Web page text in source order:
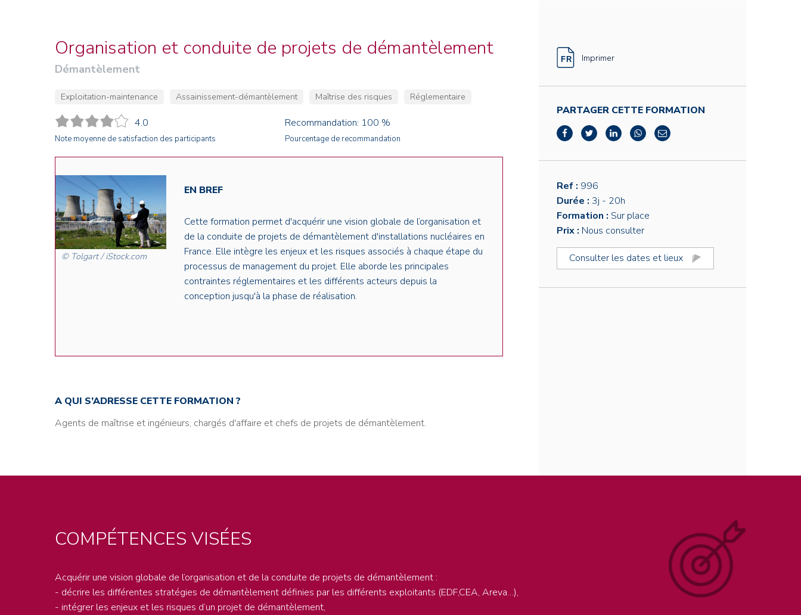
Organisation et conduite de projets de démantèlement
Démantèlement
Exploitation-maintenance Assainissement-démantèlement Maîtrise des risques Réglementaire
4.0 Recommandation: 100 %
Note moyenne de satisfaction des participants Pourcentage de recommandation
© Tolgart / iStock.com
EN BREF
Cette formation permet d'acquérir une vision globale de l’organisation et
de la conduite de projets de démantèlement d'installations nucléaires en
France. Elle intègre les enjeux et les risques associés à chaque étape du
processus de management du projet. Elle aborde les principales
contraintes réglementaires et les différents acteurs depuis la
conception jusqu'à la phase de réalisation.
A QUI S’ADRESSE CETTE FORMATION ?
Agents de maîtrise et ingénieurs, chargés d'affaire et chefs de projets de démantèlement.
Imprimer
PARTAGER CETTE FORMATION
Ref : 996
Durée : 3j - 20h
Formation : Sur place
Prix : Nous consulter
Consulter les dates et lieux
COMPÉTENCES VISÉES
Acquérir une vision globale de l’organisation et de la conduite de projets de démantèlement :
- décrire les différentes stratégies de démantèlement définies par les différents exploitants (EDF,CEA, Areva…),
- intégrer les enjeux et les risques d’un projet de démantèlement,